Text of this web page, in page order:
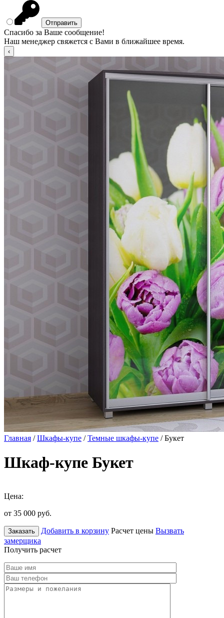
Спасибо за Ваше сообщение!
Наш менеджер свяжется с Вами в ближайшее время.
Главная /Шкафы-купе /Темные шкафы-купе / Букет
Шкаф-купе Букет
Цена:
от 35 000 руб.
Заказать Добавить в корзину Расчет цены Вызвать
замерщика
Получить расчет